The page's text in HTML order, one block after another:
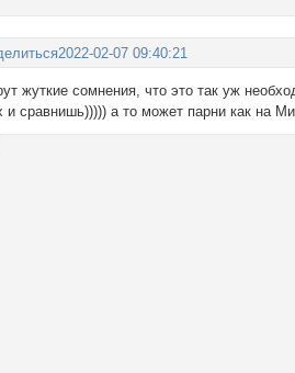
2022-02-07 09:40:21
жуткие сомнения, что это так уж
и сравнишь))))) а то может парни как на